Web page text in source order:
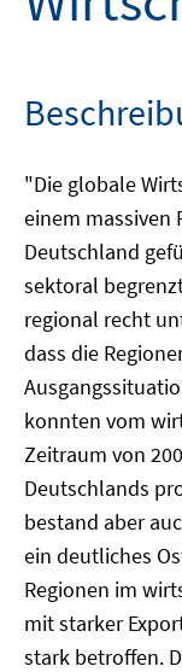
"Die globale
einem massiven
Deutschland
sektoral
regional recht
dass die
konnten vom
Zeitraum von
Deutschlands
bestand aber
ein deutliches
Regionen im
mit starker
stark betroffen.